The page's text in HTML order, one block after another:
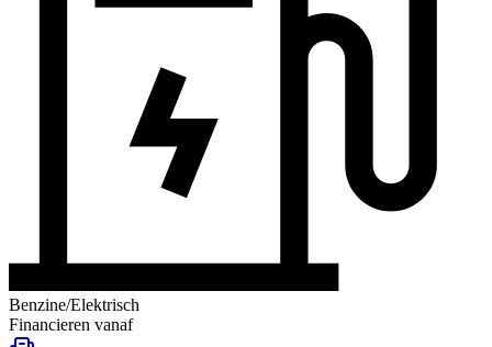
Benzine/Elektrisch
Financieren vanaf